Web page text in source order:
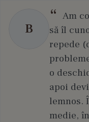
B
Am
să îl
repede
o
apoi
lemnos.
medie,